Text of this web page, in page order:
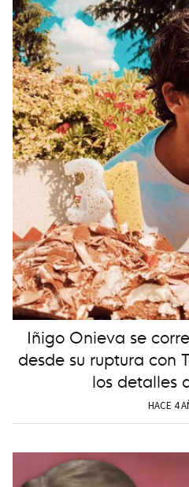
Iñigo Onieva se
desde su ruptura con
los detalles
HACE 4